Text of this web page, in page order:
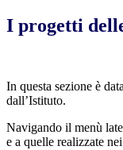
I progetti
In questa sezione è
dall’Istituto.
Navigando il menù
e a quelle realizzate